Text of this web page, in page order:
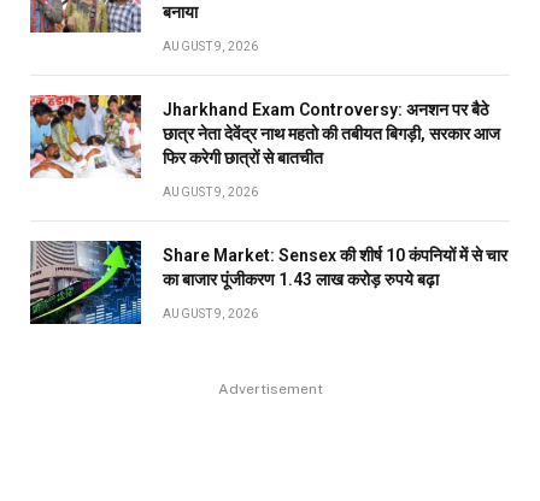
बनाया
AUGUST 9, 2026
Jharkhand Exam Controversy: अनशन पर बैठे
छात्र नेता देवेंद्र नाथ महतो की तबीयत बिगड़ी, सरकार आज
फिर करेगी छात्रों से बातचीत
AUGUST 9, 2026
Share Market: Sensex की शीर्ष 10 कंपनियों में से चार
का बाजार पूंजीकरण 1.43 लाख करोड़ रुपये बढ़ा
AUGUST 9, 2026
Advertisement